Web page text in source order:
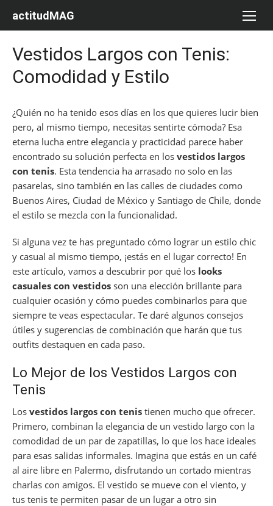
actitudMAG
Vestidos Largos con Tenis:
Comodidad y Estilo
¿Quién no ha tenido esos días en los que quieres lucir bien
pero, al mismo tiempo, necesitas sentirte cómoda? Esa
eterna lucha entre elegancia y practicidad parece haber
encontrado su solución perfecta en los vestidos largos
con tenis. Esta tendencia ha arrasado no solo en las
pasarelas, sino también en las calles de ciudades como
Buenos Aires, Ciudad de México y Santiago de Chile, donde
el estilo se mezcla con la funcionalidad.
Si alguna vez te has preguntado cómo lograr un estilo chic
y casual al mismo tiempo, ¡estás en el lugar correcto! En
este artículo, vamos a descubrir por qué los looks
casuales con vestidos son una elección brillante para
cualquier ocasión y cómo puedes combinarlos para que
siempre te veas espectacular. Te daré algunos consejos
útiles y sugerencias de combinación que harán que tus
outfits destaquen en cada paso.
Lo Mejor de los Vestidos Largos con
Tenis
Los vestidos largos con tenis tienen mucho que ofrecer.
Primero, combinan la elegancia de un vestido largo con la
comodidad de un par de zapatillas, lo que los hace ideales
para esas salidas informales. Imagina que estás en un café
al aire libre en Palermo, disfrutando un cortado mientras
charlas con amigos. El vestido se mueve con el viento, y
tus tenis te permiten pasar de un lugar a otro sin